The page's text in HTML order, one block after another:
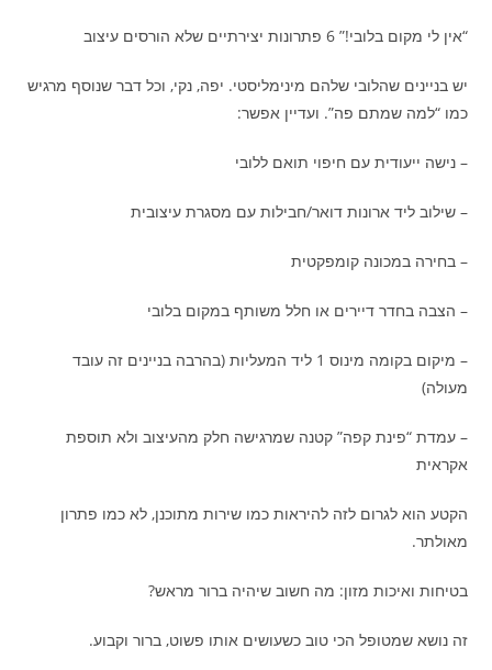
“אין לי מקום בלובי!” 6 פתרונות יצירתיים שלא הורסים עיצוב
יש בניינים שהלובי שלהם מינימליסטי. יפה, נקי, וכל דבר שנוסף מרגיש
כמו “למה שמתם פה”. ועדיין אפשר:
– נישה ייעודית עם חיפוי תואם ללובי
– שילוב ליד ארונות דואר/חבילות עם מסגרת עיצובית
– בחירה במכונה קומפקטית
– הצבה בחדר דיירים או חלל משותף במקום בלובי
– מיקום בקומה מינוס 1 ליד המעליות (בהרבה בניינים זה עובד
מעולה)
– עמדת “פינת קפה” קטנה שמרגישה חלק מהעיצוב ולא תוספת
אקראית
הקטע הוא לגרום לזה להיראות כמו שירות מתוכנן, לא כמו פתרון
מאולתר.
בטיחות ואיכות מזון: מה חשוב שיהיה ברור מראש?
זה נושא שמטופל הכי טוב כשעושים אותו פשוט, ברור וקבוע.